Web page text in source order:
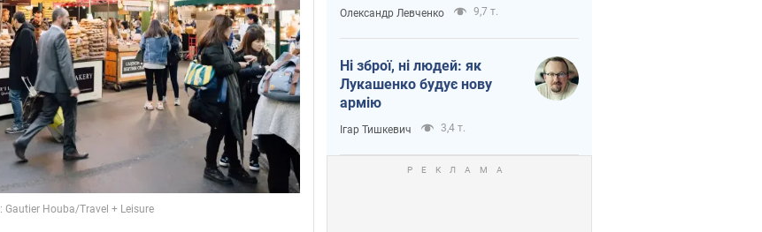
Олександр Левченко 9,7 т.
Ні зброї, ні людей: як
Лукашенко будує нову
армію
Ігар Тишкевич 3,4 т.